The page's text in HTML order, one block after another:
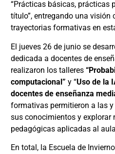
“Prácticas básicas, prácticas
título”, entregando una visión
trayectorias formativas en
El jueves 26 de junio se
dedicada a docentes de
realizaron los talleres
computacional” y “Uso de la
docentes de enseñanza
formativas permitieron a las
sus conocimientos y explorar
pedagógicas aplicadas al
En total, la Escuela de